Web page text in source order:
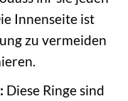
Innenseite ist
zu vermeiden
Diese Ringe sind